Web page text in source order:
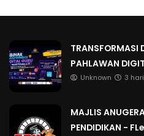
TRANSFORMASI
PAHLAWAN
Unknown 3
MAJLIS
PENDIDIKAN -